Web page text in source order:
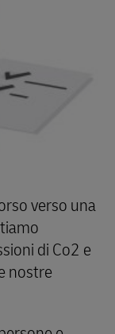
verso una
di Co2 e
nostre